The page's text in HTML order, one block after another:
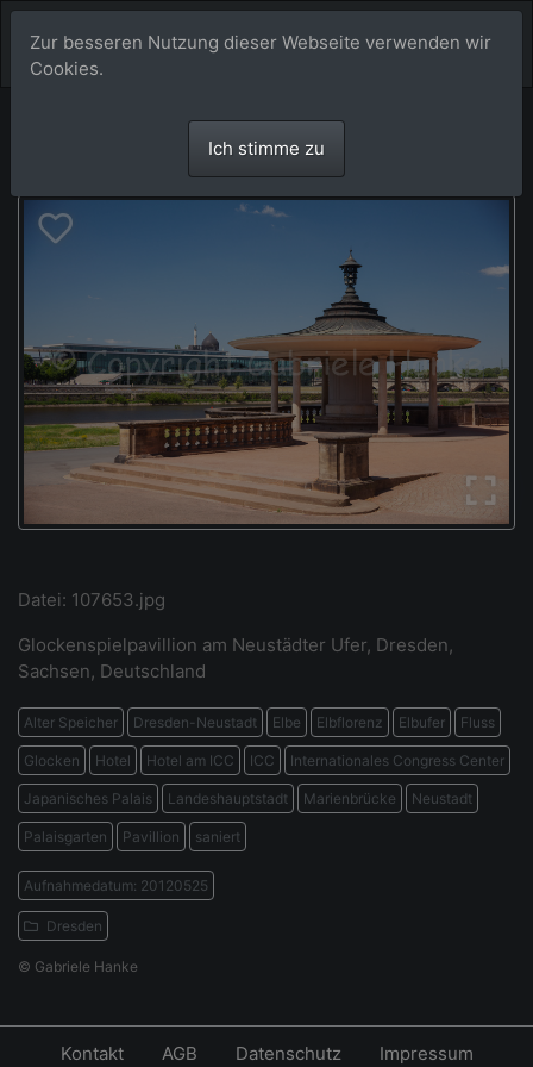
Datei: 107653.jpg
Glockenspielpavillion am Neustädter Ufer, Dresden,
Sachsen, Deutschland
Alter Speicher Dresden-Neustadt Elbe Elbflorenz Elbufer Fluss
Glocken Hotel Hotel am ICC ICC Internationales Congress Center
Japanisches Palais Landeshauptstadt Marienbrücke Neustadt
Palaisgarten Pavillion saniert
Aufnahmedatum: 20120525
Dresden
© Gabriele Hanke
Zur besseren Nutzung dieser Webseite verwenden wir
Cookies.
Ich stimme zu
Kontakt AGB Datenschutz Impressum